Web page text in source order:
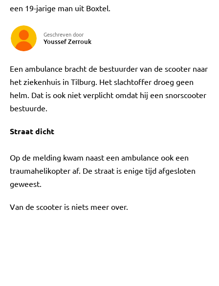
een 19-jarige man uit Boxtel.
Geschreven door
Youssef Zerrouk
Een ambulance bracht de bestuurder van de scooter naar
het ziekenhuis in Tilburg. Het slachtoffer droeg geen
helm. Dat is ook niet verplicht omdat hij een snorscooter
bestuurde.
Straat dicht
Op de melding kwam naast een ambulance ook een
traumahelikopter af. De straat is enige tijd afgesloten
geweest.
Van de scooter is niets meer over.